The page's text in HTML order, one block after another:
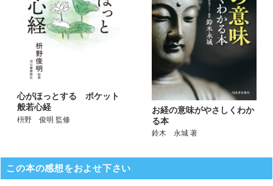
心がほっとする ポケット
般若心経
枡野 俊明 監修
お経の意味がやさしくわか
る本
鈴木 永城 著
この本の感想をおよせ下さい